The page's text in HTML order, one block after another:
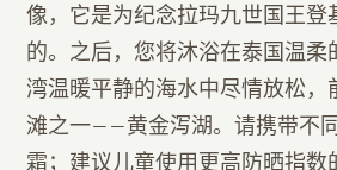
像，它是为纪念拉玛九世国王登
的。之后，您将沐浴在泰国温柔
湾温暖平静的海水中尽情放松，
滩之一——黄金泻湖。请携带不
霜；建议儿童使用更高防晒指数